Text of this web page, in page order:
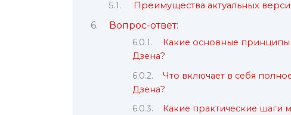
Преимущества актуальных
Вопрос-ответ:
Какие основные принципы
Дзена?
Что включает в себя
Дзена?
Какие практические шаги